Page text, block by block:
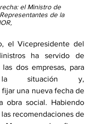
el Ministro de
de la
el Vicepresidente del
ha servido de
dos empresas, para
la situación y,
una nueva fecha de
obra social. Habiendo
recomendaciones de